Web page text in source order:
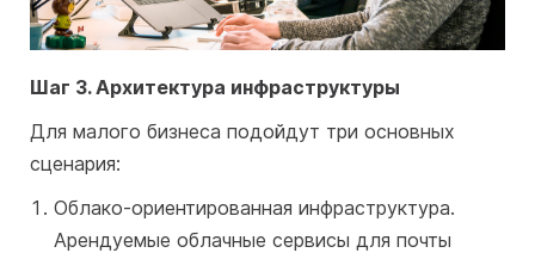
Шаг 3. Архитектура инфраструктуры
Для малого бизнеса подойдут три основных
сценария:
Облако-ориентированная инфраструктура.
Арендуемые облачные сервисы для почты